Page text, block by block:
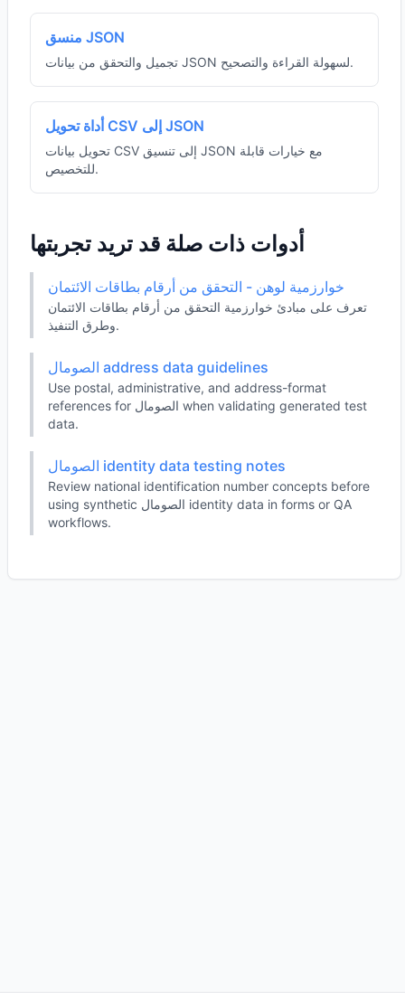
منسق JSON
تجميل والتحقق من بيانات JSON لسهولة القراءة والتصحيح.
أداة تحويل CSV إلى JSON
تحويل بيانات CSV إلى تنسيق JSON مع خيارات قابلة
للتخصيص.
أدوات ذات صلة قد تريد تجربتها
خوارزمية لوهن - التحقق من أرقام بطاقات الائتمان
تعرف على مبادئ خوارزمية التحقق من أرقام بطاقات الائتمان
وطرق التنفيذ.
الصومال address data guidelines
Use postal, administrative, and address-format
references for الصومال when validating generated test
data.
الصومال identity data testing notes
Review national identification number concepts before
using synthetic الصومال identity data in forms or QA
workflows.